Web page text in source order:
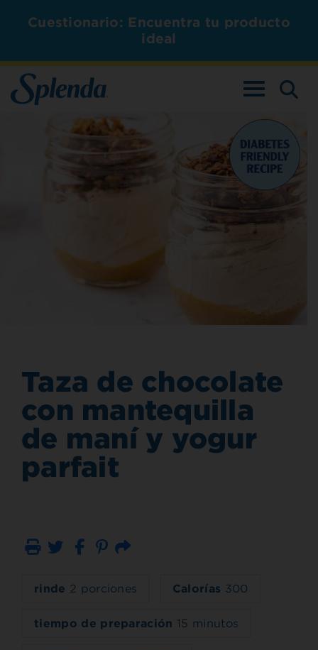
Cuestionario: Encuentra tu producto
ideal
ALTERNAR
Taza de chocolate
con mantequilla
de maní y yogur
parfait
Imprimir Correo electrónico
rinde 2 porciones Calorías 300
tiempo de preparación 15 minutos